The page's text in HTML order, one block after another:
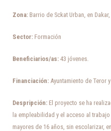
Zona: Barrio de Sckat Urban, en
Sector: Formación
Beneficiarios/as: 43 jóvenes.
Financiación: Ayuntamiento de Teror
Despripción: El proyecto se ha
la empleabilidad y el acceso al
mayores de 16 años, sin escolarizar,